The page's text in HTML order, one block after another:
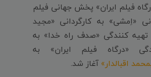
فیلم ایران» پخش جهانی فیلم
«اِمشی» به کارگردانی «مجید
تهیه کنندگی «صدف راه خدا» به
«درگاه فیلم ایران» به
اقبالدار» آغاز شد.